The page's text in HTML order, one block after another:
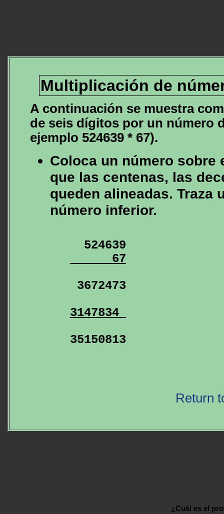
Multiplicación de
A continuación se muestra
de seis dígitos por un número
ejemplo 524639 * 67).
Coloca un número sobre
que las centenas, las
queden alineadas. Traza
número inferior.
67
3147834
35150813
Return
¿Cuál es el